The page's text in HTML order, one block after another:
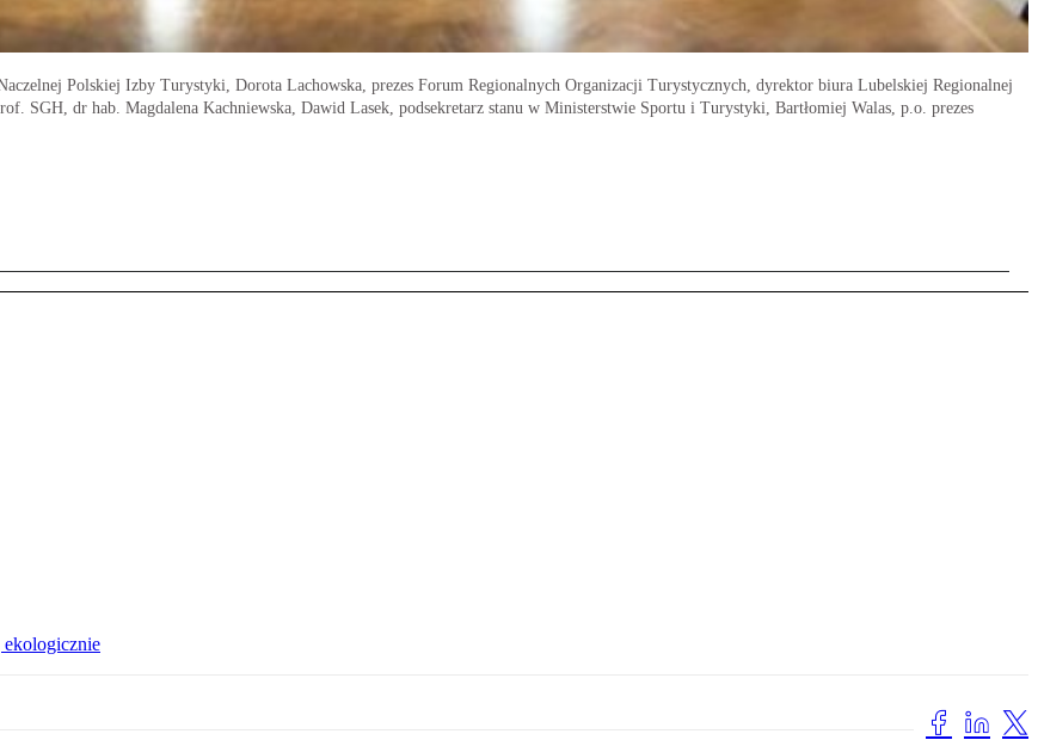
Polskiej Izby Turystyki, Dorota Lachowska, prezes Forum Regionalnych Organizacji Turystycznych, dyrektor biura Lubelskiej Regionalnej
dr hab. Magdalena Kachniewska, Dawid Lasek, podsekretarz stanu w Ministerstwie Sportu i Turystyki, Bartłomiej Walas, p.o. prezes
ekologicznie